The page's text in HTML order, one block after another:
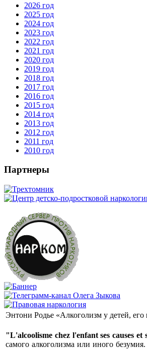
2026 год
2025 год
2024 год
2023 год
2022 год
2021 год
2020 год
2019 год
2018 год
2017 год
2016 год
2015 год
2014 год
2013 год
2012 год
2011 год
2010 год
Партнеры
Энтони Родье «Алкоголизм у детей,
"L'alcoolisme chez l'enfant ses causes et
самого алкоголизма или иного